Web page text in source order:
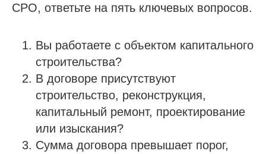
СРО, ответьте на пять ключевых вопросов.
Вы работаете с объектом капитального
строительства?
В договоре присутствуют
строительство, реконструкция,
капитальный ремонт, проектирование
или изыскания?
Сумма договора превышает порог,
© 2013-2026 Все права защищены
Согласие на рекламную рассылку
Согласие на обработку персональных данных